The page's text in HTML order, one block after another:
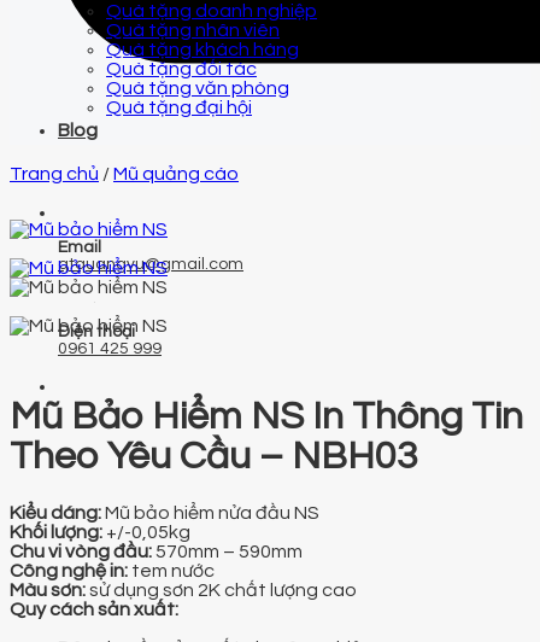
Email
qtquangvu@gmail.com
Điện thoại
0961 425 999
Quà tặng doanh nghiệp
Quà tặng nhân viên
Quà tặng khách hàng
Quà tặng đối tác
Quà tặng văn phòng
Quà tặng đại hội
Blog
Trang chủ /Mũ quảng cáo
Mũ Bảo Hiểm NS In Thông Tin
Theo Yêu Cầu – NBH03
Kiểu dáng:Mũ bảo hiểm nửa đầu NS
Khối lượng: +/-0,05kg
Chu vi vòng đầu:570mm – 590mm
Công nghệ in: tem nước
Màu sơn:sử dụng sơn 2K chất lượng cao
Quy cách sản xuất: